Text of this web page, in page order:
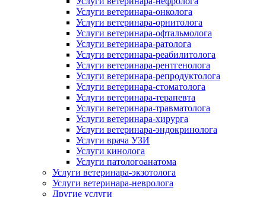
Услуги ветеринара-онколога
Услуги ветеринара-орнитолога
Услуги ветеринара-офтальмолога
Услуги ветеринара-ратолога
Услуги ветеринара-реабилитолога
Услуги ветеринара-рентгенолога
Услуги ветеринара-репродуктолога
Услуги ветеринара-стоматолога
Услуги ветеринара-терапевта
Услуги ветеринара-травматолога
Услуги ветеринара-хирурга
Услуги ветеринара-эндокринолога
Услуги врача УЗИ
Услуги кинолога
Услуги патологоанатома
Услуги ветеринара-экзотолога
Услуги ветеринара-невролога
Другие услуги